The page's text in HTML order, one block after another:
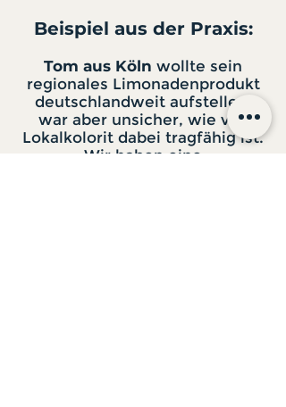
Beispiel aus der Praxis:
Tom aus Köln wollte sein
regionales Limonadenprodukt
deutschlandweit aufstellen,
war aber unsicher, wie viel
Lokalkolorit dabei tragfähig ist.
Wir haben eine